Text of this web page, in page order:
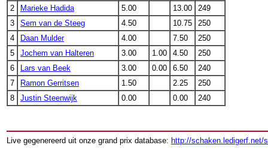
2
Marieke Hadida 5.00 13.00
249
3
Sem van de Steeg 4.50 10.75
250
4
Daan Mulder 4.00 7.50
250
5
Jochem van Halteren 3.00 1.00 4.50
250
6
Lars van Beek 3.00 0.00 6.50
240
7
Ramon Gerritsen 1.50 2.25
250
8
Justin Steenwijk 0.00 0.00 240
Live gegenereerd uit onze grand prix database: http://schaken.ledigerf.net/